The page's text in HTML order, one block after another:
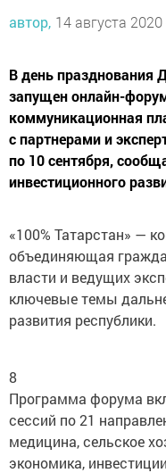
автор, 14 августа 2020
В день празднования
запущен онлайн-
коммуникационная
с партнерами и
по 10 сентября,
инвестиционного
«100% Татарстан» —
объединяющая
власти и ведущих
ключевые темы
развития республики.
8
Программа форума
сессий по 21
медицина, сельское
экономика,